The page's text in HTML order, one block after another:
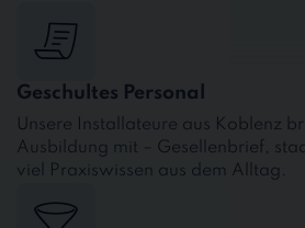
Geschultes Personal
Unsere Installateure aus Koblenz
Ausbildung mit – Gesellenbrief,
viel Praxiswissen aus dem Alltag.